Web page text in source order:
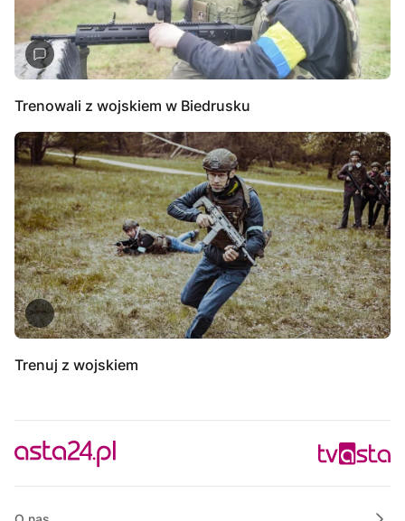
Trenowali z wojskiem w Biedrusku
Trenuj z wojskiem